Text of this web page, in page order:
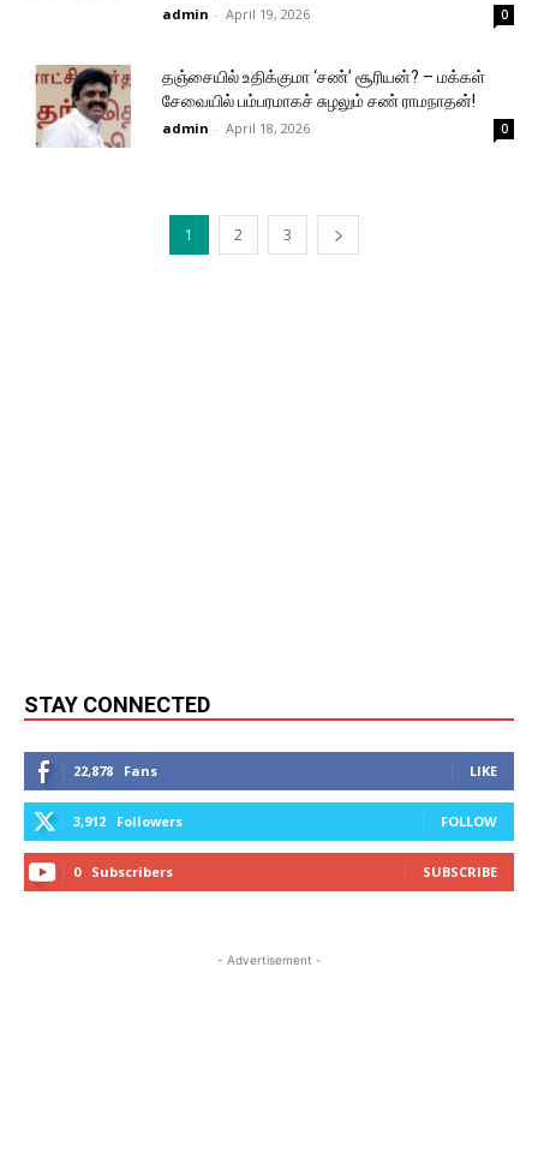
admin - April 19, 2026 0
தஞ்சையில் உதிக்குமா ‘சண்’ சூரியன்? – மக்கள்
சேவையில் பம்பரமாகச் சுழலும் சண் ராமநாதன்!
admin - April 18, 2026 0
1 2 3
STAY CONNECTED
22,878 Fans LIKE
3,912 Followers FOLLOW
0 Subscribers SUBSCRIBE
- Advertisement -